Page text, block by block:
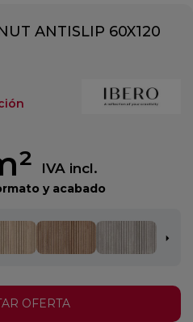
ANTISLIP 60X120
IVA incl.
y acabado
OFERTA